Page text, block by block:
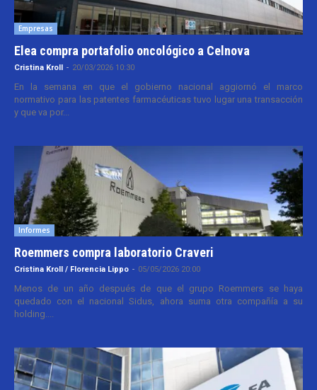
Empresas
Elea compra portafolio oncológico a Celnova
Cristina Kroll - 20/03/2026 10:30
En la semana en que el gobierno nacional aggiornó el marco
normativo para las patentes farmacéuticas tuvo lugar una transacción
y que va por...
Informes
Roemmers compra laboratorio Craveri
Cristina Kroll / Florencia Lippo - 05/05/2026 20:00
Menos de un año después de que el grupo Roemmers se haya
quedado con el nacional Sidus, ahora suma otra compañía a su
holding....